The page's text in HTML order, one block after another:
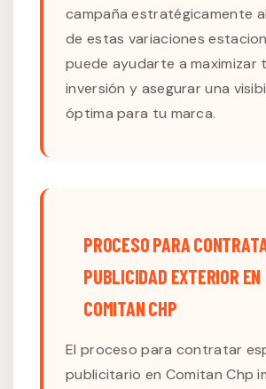
campaña estratégicamente
de estas variaciones
puede ayudarte a maximizar
inversión y asegurar una
óptima para tu marca.
PROCESO PARA
PUBLICIDAD EXTERIOR EN
COMITAN CHP
El proceso para contratar
publicitario en Comitan Chp